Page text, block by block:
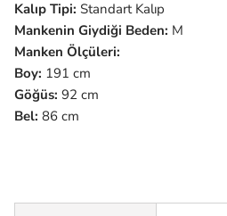
Kalıp Tipi: Standart Kalıp
Mankenin Giydiği Beden: M
Manken Ölçüleri:
Boy: 191 cm
Göğüs: 92 cm
Bel: 86 cm